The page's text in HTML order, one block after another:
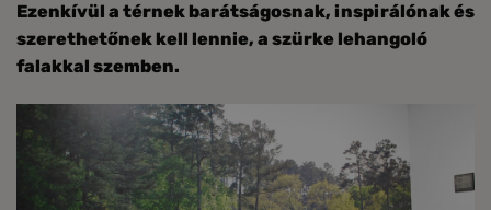
Ezenkívül a térnek barátságosnak, inspirálónak és
szerethetőnek kell lennie, a szürke lehangoló
falakkal szemben.